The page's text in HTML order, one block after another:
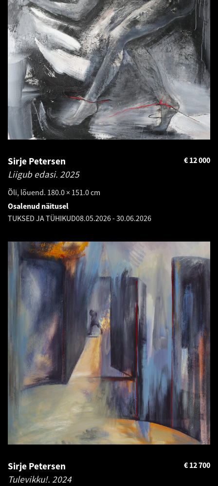
Sirje Petersen
Liigub edasi. 2025
Õli, lõuend. 180.0 × 151.0 cm
12 000
€
Osalenud näitusel
TUKSED JA TÜHIKUD08.05.2026-30.06.2026
Sirje Petersen
Tulevikku!. 2024
12 700
€